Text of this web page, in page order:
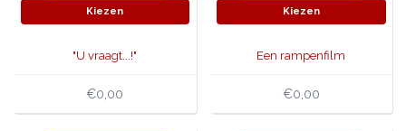
Kiezen
"U vraagt...!"
€0,00
Kiezen
Een rampenfilm
€0,00